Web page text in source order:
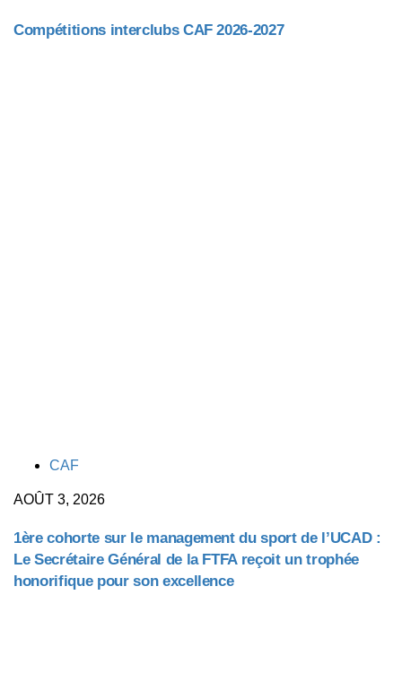
Compétitions interclubs CAF 2026-2027
TAGSCAF
AOÛT 3, 2026
1ère cohorte sur le management du sport de l’UCAD :
Le Secrétaire Général de la FTFA reçoit un trophée
honorifique pour son excellence